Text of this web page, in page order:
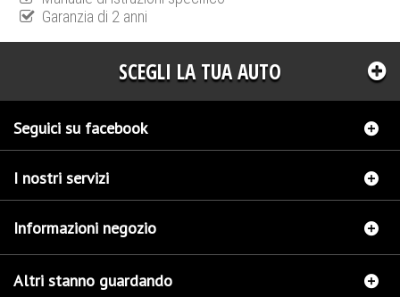
Garanzia di 2 anni
SCEGLI LA TUA AUTO
Seguici su facebook
I nostri servizi
Informazioni negozio
Altri stanno guardando